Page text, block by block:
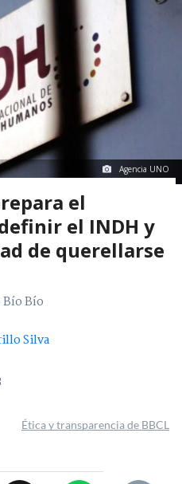
Agencia UNO
el
el INDH y
de querellarse
Bío Bío
Silva
Ética y transparencia de BBCL